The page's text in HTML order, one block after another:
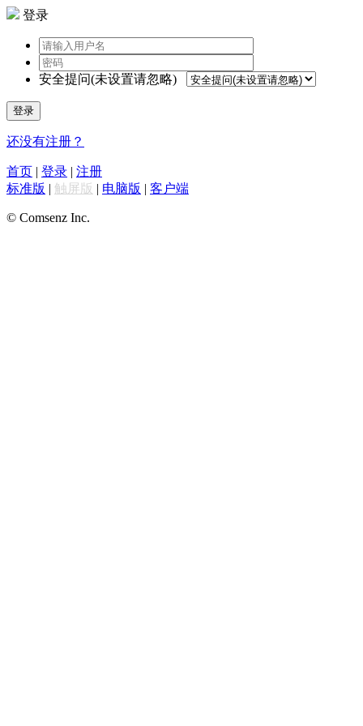
登录
安全提问(未设置请忽略)
登录
还没有注册？
首页 | 登录 | 注册
标准版 | 触屏版 | 电脑版 | 客户端
© Comsenz Inc.